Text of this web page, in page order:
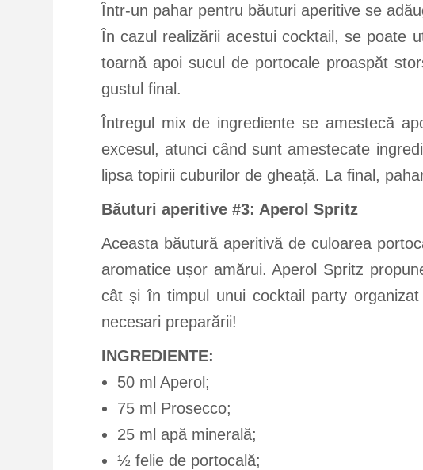
Într-un pahar pentru băuturi aperitive se
În cazul realizării acestui cocktail, se poate
toarnă apoi sucul de portocale proaspăt
gustul final.
Întregul mix de ingrediente se amestecă
excesul, atunci când sunt amestecate
lipsa topirii cuburilor de gheață. La final,
Băuturi aperitive #3: Aperol Spritz
Aceasta băutură aperitivă de culoarea
aromatice ușor amărui. Aperol Spritz
cât și în timpul unui cocktail party
necesari preparării!
INGREDIENTE:
50 ml Aperol;
75 ml Prosecco;
25 ml apă minerală;
½ felie de portocală;